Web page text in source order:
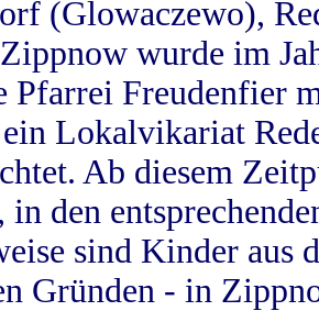
(Glowaczewo),
wurde im
Pfarrei Freudenfier
Lokalvikariat
Ab diesem
in den
sind Kinder aus
Gründen - in